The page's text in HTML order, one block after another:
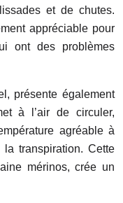
et de chutes.
appréciable pour
ont des problèmes
présente également
à l’air de circuler,
agréable à
la transpiration. Cette
mérinos, crée un